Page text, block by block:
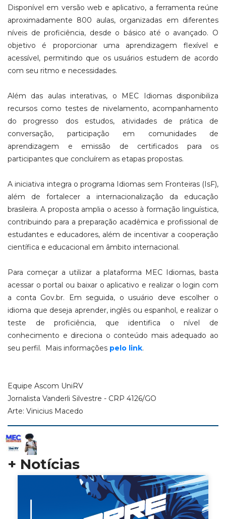
Disponível em versão web e aplicativo, a ferramenta reúne
aproximadamente 800 aulas, organizadas em diferentes
níveis de proficiência, desde o básico até o avançado. O
objetivo é proporcionar uma aprendizagem flexível e
acessível, permitindo que os usuários estudem de acordo
com seu ritmo e necessidades.
Além das aulas interativas, o MEC Idiomas disponibiliza
recursos como testes de nivelamento, acompanhamento
do progresso dos estudos, atividades de prática de
conversação, participação em comunidades de
aprendizagem e emissão de certificados para os
participantes que concluírem as etapas propostas.
A iniciativa integra o programa Idiomas sem Fronteiras (IsF),
além de fortalecer a internacionalização da educação
brasileira. A proposta amplia o acesso à formação linguística,
contribuindo para a preparação acadêmica e profissional de
estudantes e educadores, além de incentivar a cooperação
científica e educacional em âmbito internacional.
Para começar a utilizar a plataforma MEC Idiomas, basta
acessar o portal ou baixar o aplicativo e realizar o login com
a conta Gov.br. Em seguida, o usuário deve escolher o
idioma que deseja aprender, inglês ou espanhol, e realizar o
teste de proficiência, que identifica o nível de
conhecimento e direciona o conteúdo mais adequado ao
seu perfil.
Mais informações pelo link.
Equipe Ascom UniRV
Jornalista Vanderli Silvestre - CRP 4126/GO
Arte: Vinicius Macedo
+ Notícias